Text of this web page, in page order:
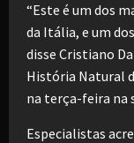
“Este é um dos
da Itália, e um
disse Cristiano
História Natural
na terça-feira na
Especialistas